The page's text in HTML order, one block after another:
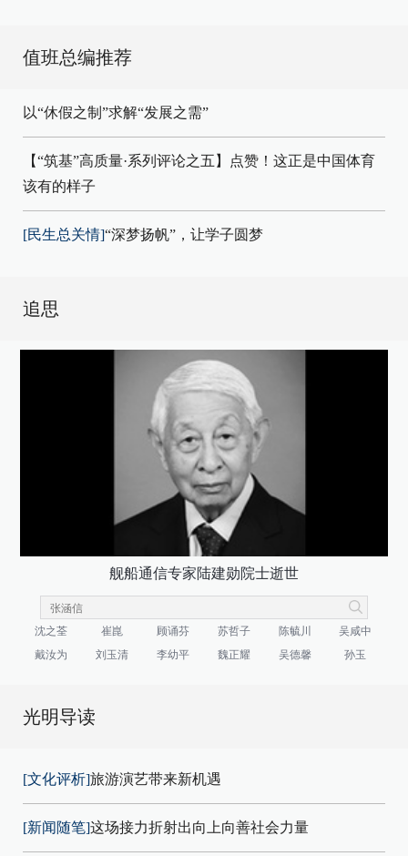
值班总编推荐
以“休假之制”求解“发展之需”
【“筑基”高质量·系列评论之五】点赞！这正是中国体育
该有的样子
[民生总关情]“深梦扬帆”，让学子圆梦
追思
舰船通信专家陆建勋院士逝世
沈之荃 崔崑 顾诵芬 苏哲子 陈毓川
吴咸中
戴汝为
刘玉清 李幼平 魏正耀 吴德馨 孙玉
光明导读
[文化评析]旅游演艺带来新机遇
[新闻随笔]这场接力折射出向上向善社会力量